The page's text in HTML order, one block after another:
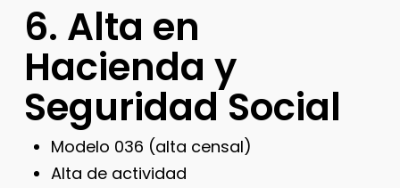
6. Alta en
Hacienda y
Seguridad Social
Modelo 036 (alta censal)
Alta de actividad